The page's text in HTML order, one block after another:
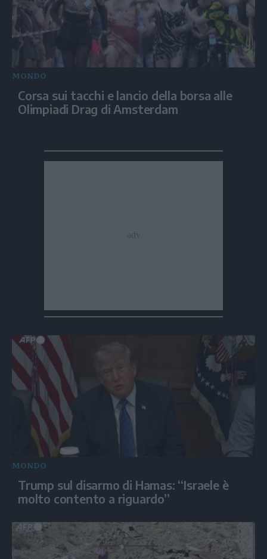
MONDO
Corsa sui tacchi e lancio della borsa alle
Olimpiadi Drag di Amsterdam
MONDO
Trump sul disarmo di Hamas: “Israele è
molto contento a riguardo”